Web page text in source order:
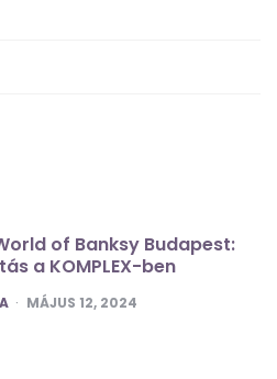
of Banksy Budapest:
a KOMPLEX-ben
MÁJUS 12, 2024